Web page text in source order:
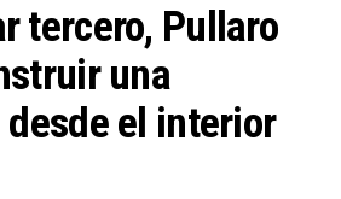
tercero, Pullaro
una
el interior